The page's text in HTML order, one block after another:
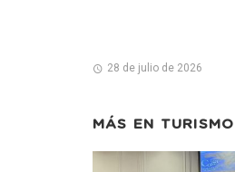
28 de julio de 2026
MÁS EN TURISMO